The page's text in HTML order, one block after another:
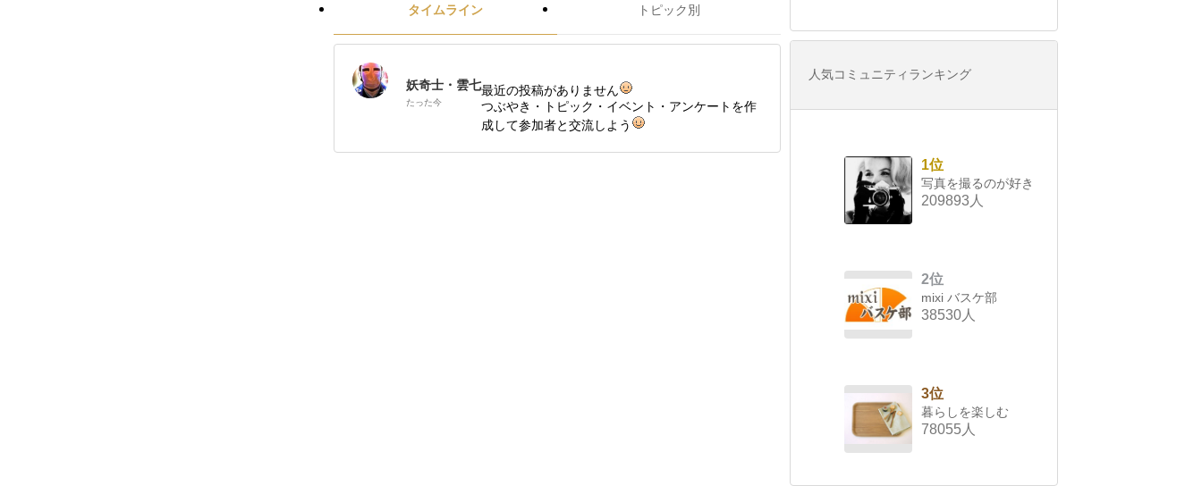
タイムライン トピック別
妖奇士・雲七
たった今
最近の投稿がありません
つぶやき・トピック・イベント・アンケートを作
成して参加者と交流しよう
人気コミュニティランキング
1位
写真を撮るのが好き
209893人
2位
mixi バスケ部
38530人
3位
暮らしを楽しむ
78055人